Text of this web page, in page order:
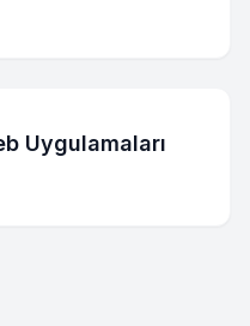
Uygulamaları